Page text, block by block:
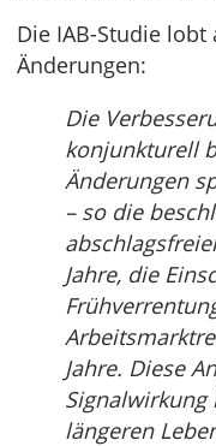
Die IAB-Studie
Änderungen:
Die
konjunkturell
Änderungen
– so die
Jahre, die
Jahre. Diese
Signalwirkung
längeren